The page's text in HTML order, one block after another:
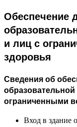
Обеспечение
и лиц с
здоровья
Сведения об
ограниченными
Вход в здание